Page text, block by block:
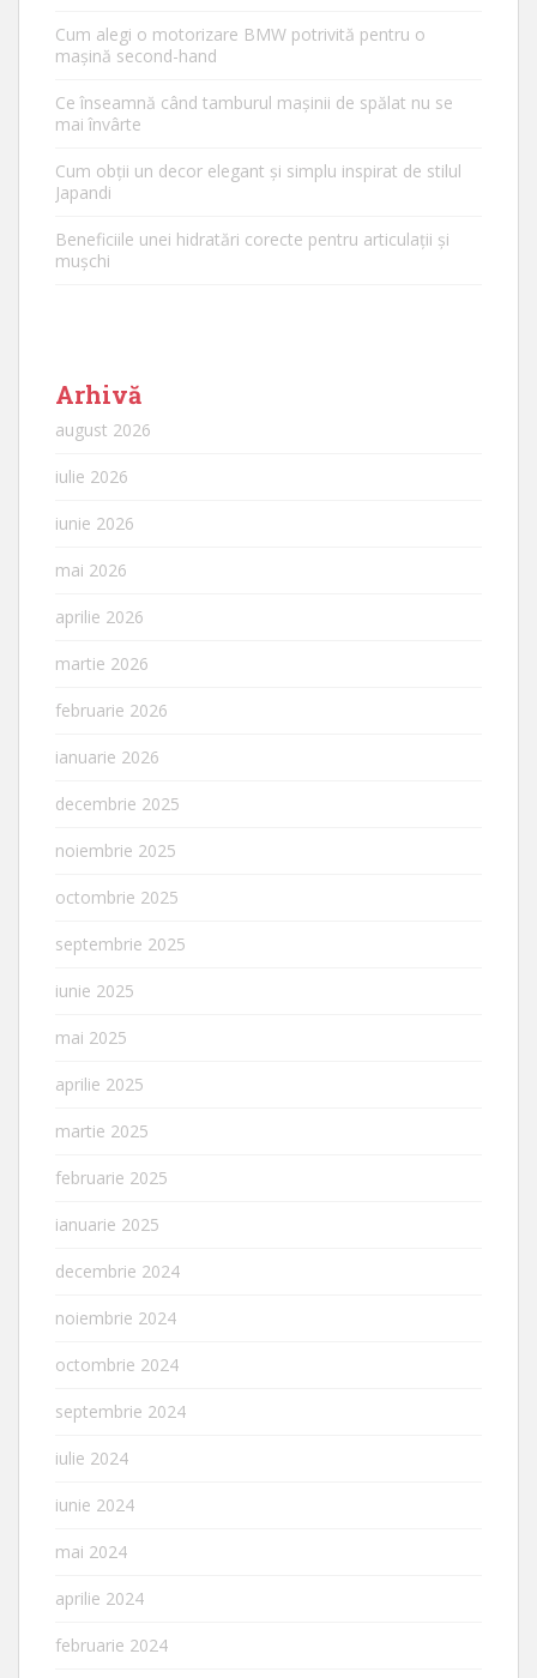
Cum alegi o motorizare BMW potrivită pentru o
mașină second-hand
Ce înseamnă când tamburul mașinii de spălat nu se
mai învârte
Cum obții un decor elegant și simplu inspirat de stilul
Japandi
Beneficiile unei hidratări corecte pentru articulații și
mușchi
Arhivă
august 2026
iulie 2026
iunie 2026
mai 2026
aprilie 2026
martie 2026
februarie 2026
ianuarie 2026
decembrie 2025
noiembrie 2025
octombrie 2025
septembrie 2025
iunie 2025
mai 2025
aprilie 2025
martie 2025
februarie 2025
ianuarie 2025
decembrie 2024
noiembrie 2024
octombrie 2024
septembrie 2024
iulie 2024
iunie 2024
mai 2024
aprilie 2024
februarie 2024